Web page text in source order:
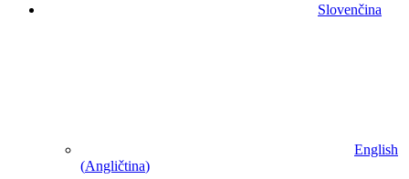
Slovenčina
English
(Angličtina)